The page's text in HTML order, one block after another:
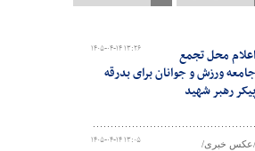
۱۴۰۵-۰۴-۱۴ ۱۳:۲۶
اعلام محل تجمع
جامعه ورزش و جوانان برای بدرقه
پیکر رهبر شهید
۱۴۰۵-۰۴-۱۴ ۱۳:۰۵ /عکس خبری/